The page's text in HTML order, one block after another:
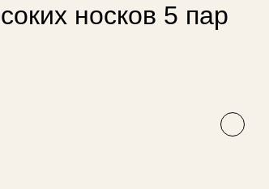
носков 5 пар